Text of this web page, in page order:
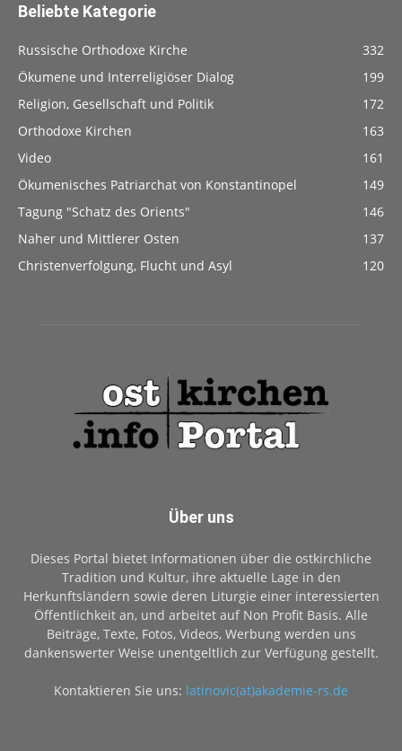
Beliebte Kategorie
Russische Orthodoxe Kirche
332
Ökumene und Interreligiöser Dialog
199
Religion, Gesellschaft und Politik
172
Orthodoxe Kirchen
163
Video
161
Ökumenisches Patriarchat von Konstantinopel
149
Tagung "Schatz des Orients"
146
Naher und Mittlerer Osten
137
Christenverfolgung, Flucht und Asyl
120
Über uns
Dieses Portal bietet Informationen über die ostkirchliche
Tradition und Kultur, ihre aktuelle Lage in den
Herkunftsländern sowie deren Liturgie einer interessierten
Öffentlichkeit an, und arbeitet auf Non Profit Basis. Alle
Beiträge, Texte, Fotos, Videos, Werbung werden uns
dankenswerter Weise unentgeltlich zur Verfügung gestellt.
Kontaktieren Sie uns: latinovic(at)akademie-rs.de